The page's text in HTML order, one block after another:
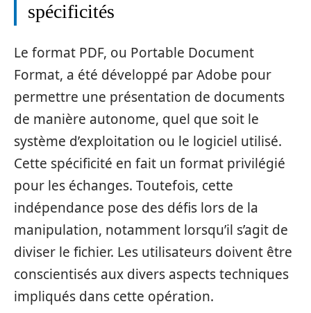
spécificités
Le format PDF, ou Portable Document
Format, a été développé par Adobe pour
permettre une présentation de documents
de manière autonome, quel que soit le
système d’exploitation ou le logiciel utilisé.
Cette spécificité en fait un format privilégié
pour les échanges. Toutefois, cette
indépendance pose des défis lors de la
manipulation, notamment lorsqu’il s’agit de
diviser le fichier. Les utilisateurs doivent être
conscientisés aux divers aspects techniques
impliqués dans cette opération.